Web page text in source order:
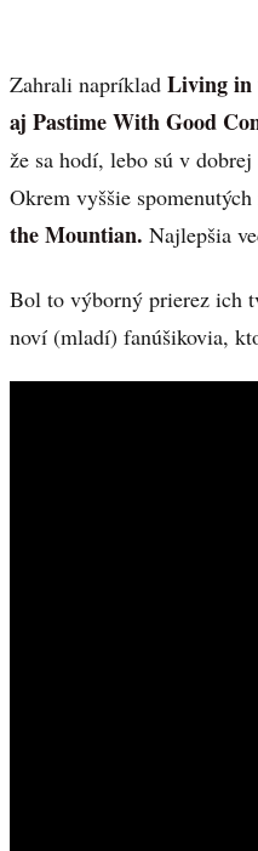
Zahrali napríklad Living in
aj Pastime With Good
že sa hodí, lebo sú v
Okrem vyššie
the Mountian. Najlepšia
Bol to výborný prierez ich
noví (mladí) fanúšikovia,